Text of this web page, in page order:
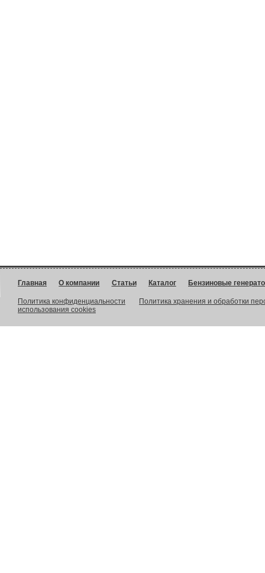
Главная О компании Статьи Каталог Бензиновые
Политика конфиденциальности
Политика хранения и обработки
использования cookies